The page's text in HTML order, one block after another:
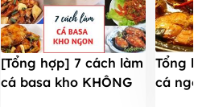
[Tổng hợp] 7 cách làm
cá basa kho KHÔNG
Tổng
cá